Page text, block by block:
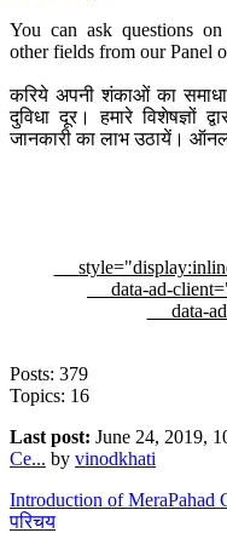
You can ask questions
other fields from our Panel
करिये अपनी शंकाओं का
दुविधा दूर। हमारे विशेषज्ञों
जानकारी का लाभ उठायें।
data-ad-
data-
Posts: 379
Topics: 16
Last post: June 24, 2019,
Ce... by vinodkhati
Introduction of MeraPahad
परिचय